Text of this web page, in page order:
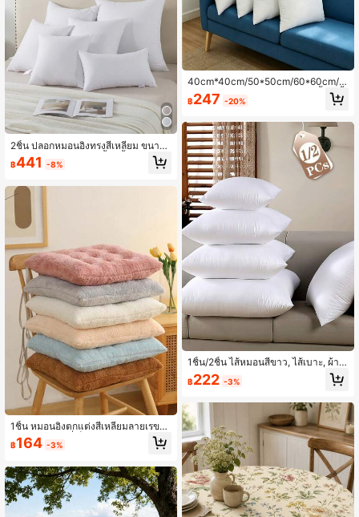
2ชิ้น ปลอกหมอนอิงทรงสี่เหลี่ยม ขนาด
ต่างๆ, ปลอกหมอนอิงสีพื้น เนื้อหนานุ่ม,
ยืดหยุ่นสูง ซักได้, เหมาะสำหรับห้องนอ
อิงตกแต่ง, ทุกฤดูกาล
฿441 -8%
1ชิ้น หมอนอิงตกแต่งสี่เหลี่ยมลายเรขา
คณิตสมัยใหม่ที่เย็บแบบควิลท์ เหมาะ
สำหรับใช้ในบ้าน ห้องนอน ห้องนั่งเล่น
฿164 -3%
40cm*40cm/50*50cm/60*60cm/7
0*70cm/80*80cm/ไส้หมอน 1ชิ้น/2ชิ้
น ส่งตรงจากโรงงาน ผ้าฝ้า ไส้หมอนมีค
ย ไส้หมอนหลายขนาด ไส้หมอนโซฟา ไ
ส้หมอนรถยนต์
฿247 -20%
1ชิ้น/2ชิ้น ไส้หมอนสีขาว, ไส้เบาะ, ผ้าไ
ม่ทอ ปลอกหมอนอิงสไตล์ยุโรป, ปลอกห
มอนอิงหลังโซฟาสี่เหลี่ยม, เหมาะสำหรั
นั่งในรถยนต์ และของตกแต่งคริสต์มาส
฿222 -3%